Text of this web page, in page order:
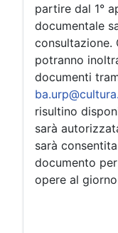
partire dal 1°
documentale
consultazione.
potranno
documenti
risultino
sarà
sarà
documento
opere al